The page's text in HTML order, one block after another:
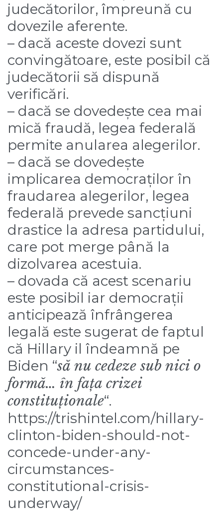
judecătorilor, împreună cu
dovezile aferente.
– dacă aceste dovezi sunt
convingătoare, este posibil că
judecătorii să dispună
verificări.
– dacă se dovedește cea mai
mică fraudă, legea federală
permite anularea alegerilor.
– dacă se dovedește
implicarea democraților în
fraudarea alegerilor, legea
federală prevede sancțiuni
drastice la adresa partidului,
care pot merge până la
dizolvarea acestuia.
– dovada că acest scenariu
este posibil iar democrații
anticipează înfrângerea
legală este sugerat de faptul
că Hillary il îndeamnă pe
Biden “să nu cedeze sub nici o
formă… în fața crizei
constituționale“.
https://trishintel.com/hillary-
clinton-biden-should-not-
concede-under-any-
circumstances-
constitutional-crisis-
underway/